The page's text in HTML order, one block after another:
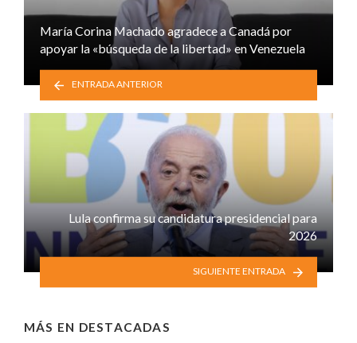
María Corina Machado agradece a Canadá por
apoyar la «búsqueda de la libertad» en Venezuela
ENTRADA ANTERIOR
Lula confirma su candidatura presidencial para
2026
SIGUIENTE ENTRADA
MÁS EN DESTACADAS